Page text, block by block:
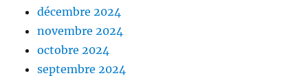
décembre 2024
novembre 2024
octobre 2024
septembre 2024